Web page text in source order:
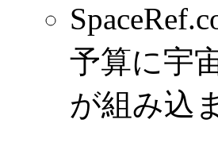
予算に宇
が組み込